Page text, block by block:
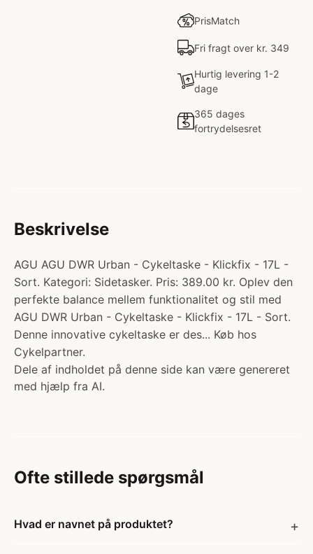
PrisMatch
Fri fragt over kr. 349
Hurtig levering 1-2
dage
365 dages
fortrydelsesret
Beskrivelse
AGU AGU DWR Urban - Cykeltaske - Klickfix - 17L -
Sort. Kategori: Sidetasker. Pris: 389.00 kr. Oplev den
perfekte balance mellem funktionalitet og stil med
AGU DWR Urban - Cykeltaske - Klickfix - 17L - Sort.
Denne innovative cykeltaske er des... Køb hos
Cykelpartner.
Dele af indholdet på denne side kan være genereret
med hjælp fra AI.
Ofte stillede spørgsmål
Hvad er navnet på produktet?